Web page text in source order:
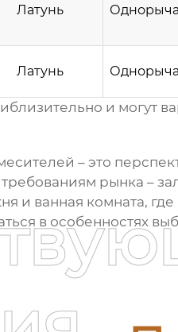
Латунь
Латунь
и могут
– это
рынка –
и ванная комната,
в особенностях